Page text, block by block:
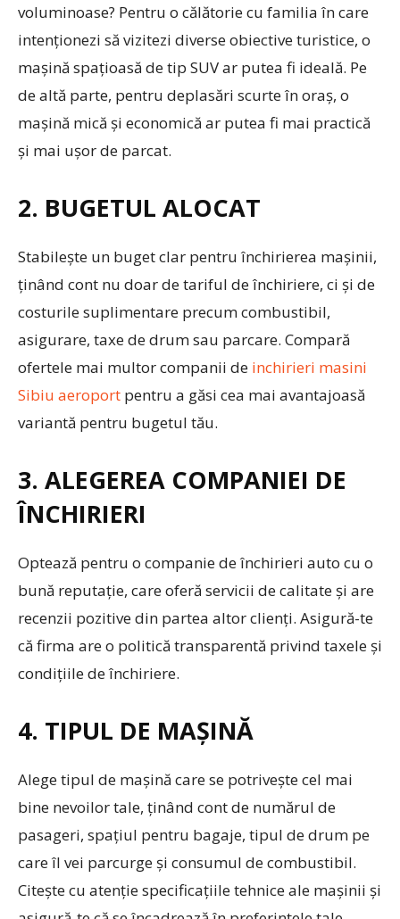
voluminoase? Pentru o călătorie cu familia în care
intenționezi să vizitezi diverse obiective turistice, o
mașină spațioasă de tip SUV ar putea fi ideală. Pe
de altă parte, pentru deplasări scurte în oraș, o
mașină mică și economică ar putea fi mai practică
și mai ușor de parcat.
2. BUGETUL ALOCAT
Stabilește un buget clar pentru închirierea mașinii,
ținând cont nu doar de tariful de închiriere, ci și de
costurile suplimentare precum combustibil,
asigurare, taxe de drum sau parcare. Compară
ofertele mai multor companii de inchirieri masini
Sibiu aeroport pentru a găsi cea mai avantajoasă
variantă pentru bugetul tău.
3. ALEGEREA COMPANIEI DE
ÎNCHIRIERI
Optează pentru o companie de închirieri auto cu o
bună reputație, care oferă servicii de calitate și are
recenzii pozitive din partea altor clienți. Asigură-te
că firma are o politică transparentă privind taxele și
condițiile de închiriere.
4. TIPUL DE MAȘINĂ
Alege tipul de mașină care se potrivește cel mai
bine nevoilor tale, ținând cont de numărul de
pasageri, spațiul pentru bagaje, tipul de drum pe
care îl vei parcurge și consumul de combustibil.
Citește cu atenție specificațiile tehnice ale mașinii și